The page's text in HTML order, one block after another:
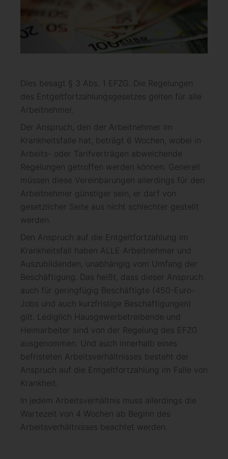
Dies besagt § 3 Abs. 1 EFZG. Die Regelungen
des Entgeltfortzahlungsgesetzes gelten für alle
Arbeitnehmer.
Der Anspruch, den der Arbeitnehmer im
Krankheitsfalle hat, beträgt 6 Wochen, wobei in
Arbeits- oder Tarifverträgen abweichende
Regelungen getroffen werden können. Generell
müssen diese Vereinbarungen allerdings für den
Arbeitnehmer günstiger sein, er darf von
gesetzlicher Seite aus nicht schlechter gestellt
werden.
Den Anspruch auf die Entgeltfortzahlung im
Krankheitsfall haben ALLE Arbeitnehmer und
Auszubildenden, unabhängig vom Umfang der
Beschäftigung. Das heißt, dass dieser Anspruch
auch für geringfügig Beschäftigte (450-Euro-
Jobs und auch kurzfristige Beschäftigungen)
gilt. Lediglich Hausgewerbetreibende und
Heimarbeiter sind von der Regelung des EFZG
ausgenommen. Und auch innerhalb eines
befristeten Arbeitsverhältnisses besteht der
Anspruch auf die Entgeltfortzahlung im Falle von
Krankheit.
In jedem Arbeitsverhältnis muss allerdings die
Wartezeit von 4 Wochen ab Beginn des
Arbeitsverhältnisses beachtet werden.